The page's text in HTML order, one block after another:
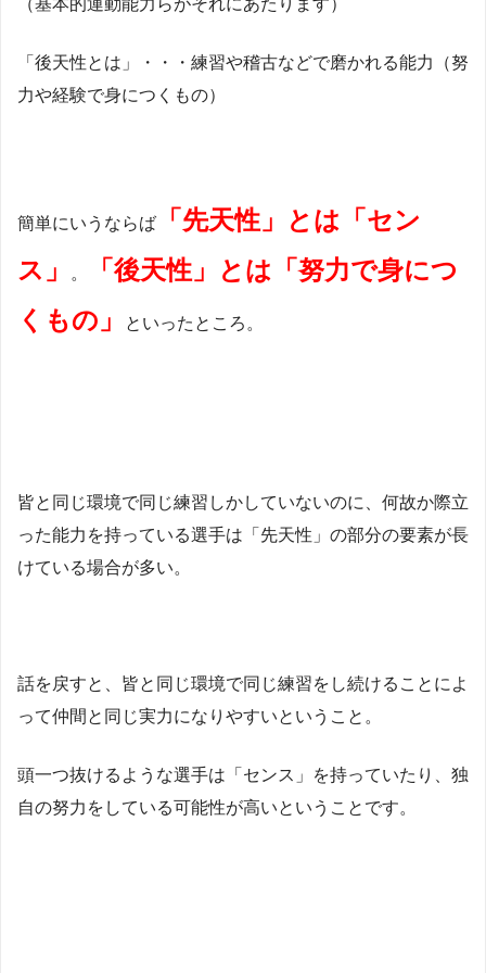
「後天性とは」・・・練習や稽古などで磨かれる能力（努
力や経験で身につくもの）
簡単にいうならば
「先天性」とは「セン
ス」
。
「後天性」とは「努力で身につ
くもの」
といったところ。
皆と同じ環境で同じ練習しかしていないのに、何故か際立
った能力を持っている選手は「先天性」の部分の要素が長
けている場合が多い。
話を戻すと、皆と同じ環境で同じ練習をし続けることによ
って仲間と同じ実力になりやすいということ。
頭一つ抜けるような選手は「センス」を持っていたり、独
自の努力をしている可能性が高いということです。